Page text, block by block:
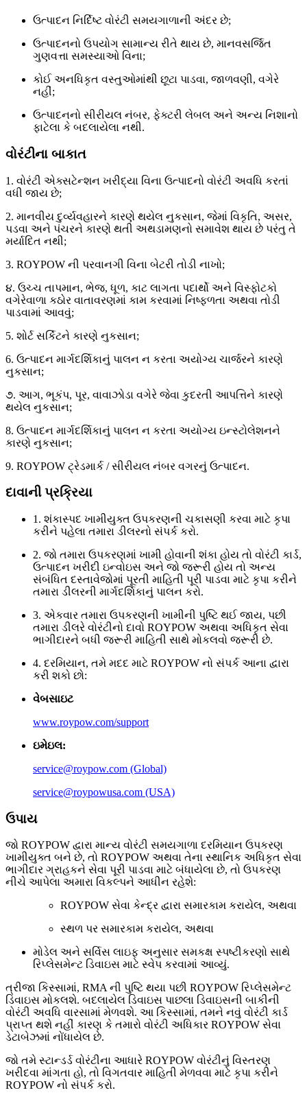
ઉત્પાદન નિર્દિષ્ટ વોરંટી સમયગાળાની અંદર છે;
ઉત્પાદનનો ઉપયોગ સામાન્ય રીતે થાય છે, માનવસર્જિત
ગુણવત્તા સમસ્યાઓ વિના;
કોઈ અનધિકૃત વસ્તુઓમાંથી છૂટા પાડવા, જાળવણી, વગેરે
નહીં;
ઉત્પાદનનો સીરીયલ નંબર, ફેક્ટરી લેબલ અને અન્ય નિશાનો
ફાટેલા કે બદલાયેલા નથી.
વોરંટીના બાકાત
1. વોરંટી એક્સટેન્શન ખરીદ્યા વિના ઉત્પાદનો વોરંટી અવધિ કરતાં
વધી જાય છે;
2. માનવીય દુર્વ્યવહારને કારણે થયેલ નુકસાન, જેમાં વિકૃતિ, અસર,
પડવા અને પંચરને કારણે થતી અથડામણનો સમાવેશ થાય છે પરંતુ તે
મર્યાદિત નથી;
3. ROYPOW ની પરવાનગી વિના બેટરી તોડી નાખો;
૪. ઉચ્ચ તાપમાન, ભેજ, ધૂળ, કાટ લાગતા પદાર્થો અને વિસ્ફોટકો
વગેરેવાળા કઠોર વાતાવરણમાં કામ કરવામાં નિષ્ફળતા અથવા તોડી
પાડવામાં આવવું;
5. શોર્ટ સર્કિટને કારણે નુકસાન;
6. ઉત્પાદન માર્ગદર્શિકાનું પાલન ન કરતા અયોગ્ય ચાર્જરને કારણે
નુકસાન;
૭. આગ, ભૂકંપ, પૂર, વાવાઝોડા વગેરે જેવા કુદરતી આપત્તિને કારણે
થયેલ નુકસાન;
8. ઉત્પાદન માર્ગદર્શિકાનું પાલન ન કરતા અયોગ્ય ઇન્સ્ટોલેશનને
કારણે નુકસાન;
9. ROYPOW ટ્રેડમાર્ક / સીરીયલ નંબર વગરનું ઉત્પાદન.
દાવાની પ્રક્રિયા
1. શંકાસ્પદ ખામીયુક્ત ઉપકરણની ચકાસણી કરવા માટે કૃપા
કરીને પહેલા તમારા ડીલરનો સંપર્ક કરો.
2. જો તમારા ઉપકરણમાં ખામી હોવાની શંકા હોય તો વોરંટી કાર્ડ,
ઉત્પાદન ખરીદી ઇન્વોઇસ અને જો જરૂરી હોય તો અન્ય
સંબંધિત દસ્તાવેજોમાં પૂરતી માહિતી પૂરી પાડવા માટે કૃપા કરીને
તમારા ડીલરની માર્ગદર્શિકાનું પાલન કરો.
3. એકવાર તમારા ઉપકરણની ખામીની પુષ્ટિ થઈ જાય, પછી
તમારા ડીલરે વોરંટીનો દાવો ROYPOW અથવા અધિકૃત સેવા
ભાગીદારને બધી જરૂરી માહિતી સાથે મોકલવો જરૂરી છે.
4. દરમિયાન, તમે મદદ માટે ROYPOW નો સંપર્ક આના દ્વારા
કરી શકો છો:
વેબસાઇટ
www.roypow.com/support
ઇમેઇલ:
service@roypow.com (Global)
service@roypowusa.com (USA)
ઉપાય
જો ROYPOW દ્વારા માન્ય વોરંટી સમયગાળા દરમિયાન ઉપકરણ
ખામીયુક્ત બને છે, તો ROYPOW અથવા તેના સ્થાનિક અધિકૃત સેવા
ભાગીદાર ગ્રાહકને સેવા પૂરી પાડવા માટે બંધાયેલા છે, તો ઉપકરણ
નીચે આપેલા અમારા વિકલ્પને આધીન રહેશે:
ROYPOW સેવા કેન્દ્ર દ્વારા સમારકામ કરાયેલ, અથવા
સ્થળ પર સમારકામ કરાયેલ, અથવા
મોડેલ અને સર્વિસ લાઇફ અનુસાર સમકક્ષ સ્પષ્ટીકરણો સાથે
રિપ્લેસમેન્ટ ડિવાઇસ માટે સ્વેપ કરવામાં આવ્યું.
ત્રીજા કિસ્સામાં, RMA ની પુષ્ટિ થયા પછી ROYPOW રિપ્લેસમેન્ટ
ડિવાઇસ મોકલશે. બદલાયેલ ડિવાઇસ પાછલા ડિવાઇસની બાકીની
વોરંટી અવધિ વારસામાં મેળવશે. આ કિસ્સામાં, તમને નવું વોરંટી કાર્ડ
પ્રાપ્ત થશે નહીં કારણ કે તમારો વોરંટી અધિકાર ROYPOW સેવા
ડેટાબેઝમાં નોંધાયેલ છે.
જો તમે સ્ટાન્ડર્ડ વોરંટીના આધારે ROYPOW વોરંટીનું વિસ્તરણ
ખરીદવા માંગતા હો, તો વિગતવાર માહિતી મેળવવા માટે કૃપા કરીને
ROYPOW નો સંપર્ક કરો.